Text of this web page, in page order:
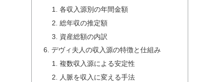
各収入源別の年間金額
総年収の推定額
資産総額の内訳
デヴィ夫人の収入源の特徴と仕組み
複数収入源による安定性
人脈を収入に変える手法